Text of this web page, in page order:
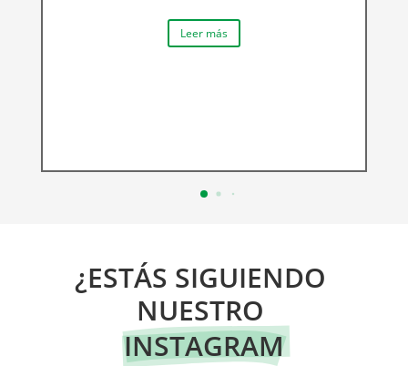
Leer más
¿ESTÁS SIGUIENDO
NUESTRO
INSTAGRAM